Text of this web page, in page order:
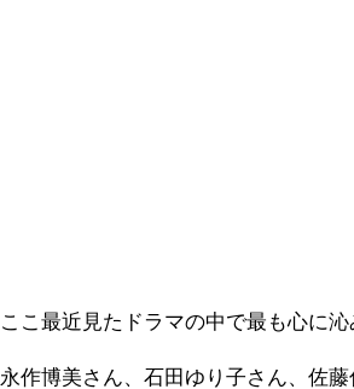
ここ最近見たドラマの中で最も心に
永作博美さん、石田ゆり子さん、佐